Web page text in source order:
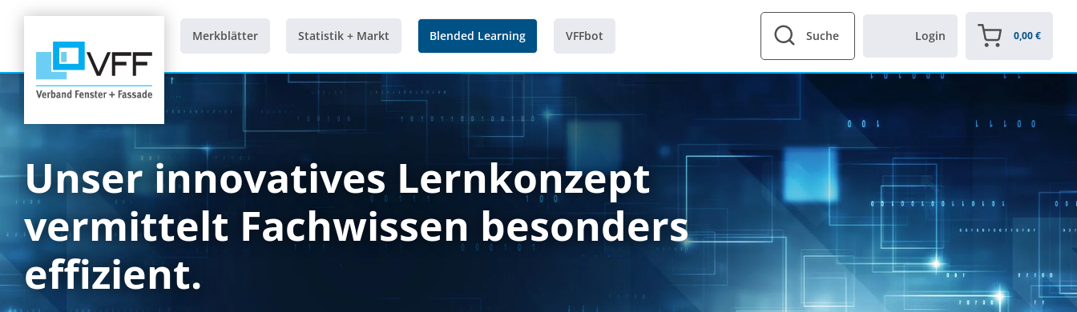
springen
Merkblätter Statistik + Markt Blended Learning VFFbot Suche Login 0,00€
Unser innovatives Lernkonzept
vermittelt Fachwissen besonders
effizient.